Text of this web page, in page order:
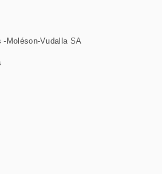
-Moléson-Vudalla SA